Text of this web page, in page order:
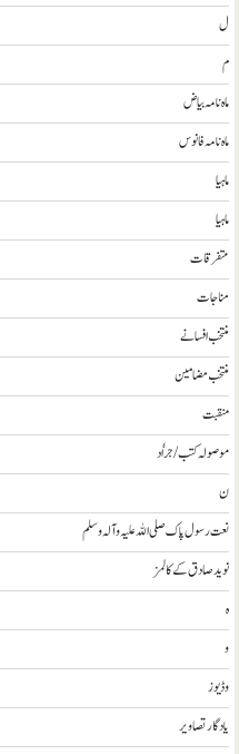
ل
م
ماہ نامہ بیاض
ماہ نامہ فانوس
ماہیا
ماہیا
متفرقات
مناجات
منتخب افسانے
منتخب مضامين
منقبت
موصولہ کتب / جراٗد
ن
نعت رسول پاک صلی اللہ علیہ و آلہ وسلم
نويد صادق کے کالمز
ہ
و
وڈيوز
يادگار تصاوير